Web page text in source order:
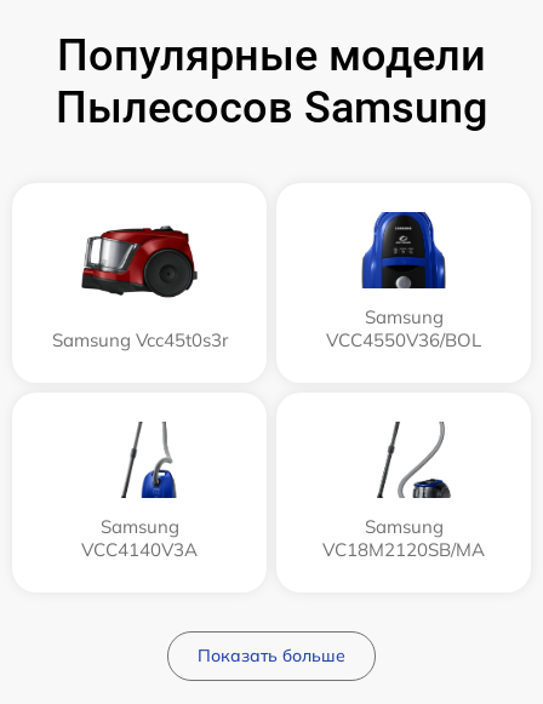
Популярные модели
Пылесосов Samsung
Samsung Vcc45t0s3r
Samsung
VCC4550V36/BOL
Samsung
VCC4140V3A
Samsung
VC18M2120SB/MA
Показать больше